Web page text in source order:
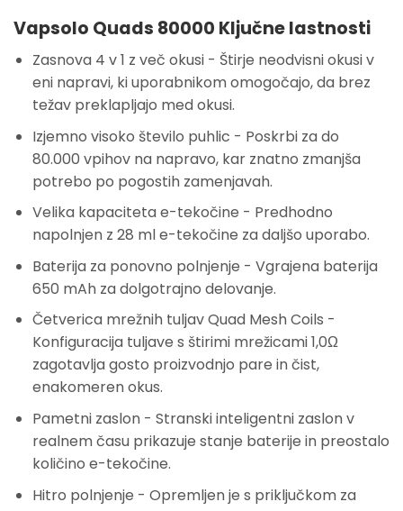
Vapsolo Quads 80000 Ključne lastnosti
Zasnova 4 v 1 z več okusi- Štirje neodvisni okusi v
eni napravi, ki uporabnikom omogočajo, da brez
težav preklapljajo med okusi.
Izjemno visoko število puhlic - Poskrbi za do
80.000 vpihov na napravo, kar znatno zmanjša
potrebo po pogostih zamenjavah.
Velika kapaciteta e-tekočine - Predhodno
napolnjen z 28 ml e-tekočine za daljšo uporabo.
Baterija za ponovno polnjenje - Vgrajena baterija
650 mAh za dolgotrajno delovanje.
Četverica mrežnih tuljav Quad Mesh Coils -
Konfiguracija tuljave s štirimi mrežicami 1,0Ω
zagotavlja gosto proizvodnjo pare in čist,
enakomeren okus.
Pametni zaslon- Stranski inteligentni zaslon v
realnem času prikazuje stanje baterije in preostalo
količino e-tekočine.
Hitro polnjenje - Opremljen je s priključkom za